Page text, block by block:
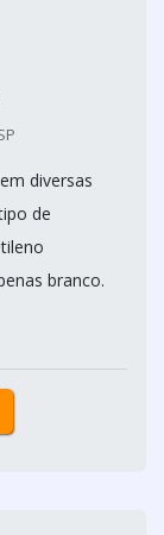
diversas
de
branco.